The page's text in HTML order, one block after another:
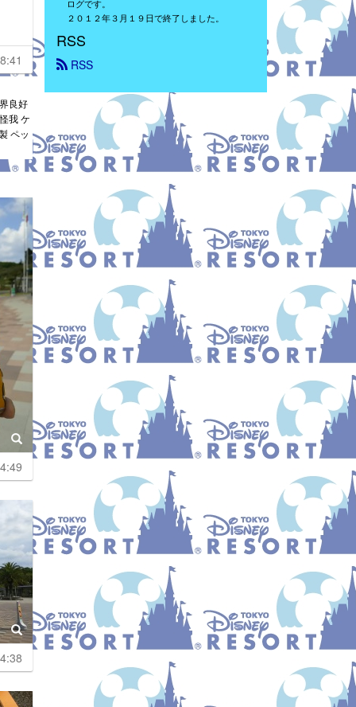
良好
我 ケ
ペッ
ログです。
２０１２年３月１９日で終了しました。
RSS
RSS